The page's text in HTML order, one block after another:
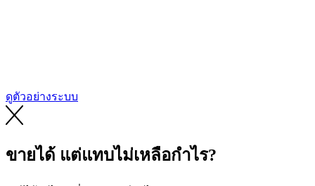
ดูตัวอย่างระบบ
ขายได้ แต่แทบไม่เหลือกำไร?